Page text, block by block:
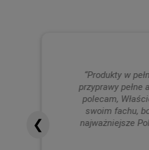
“Produkty w
przyprawy pełne
polecam,
swoim fachu,
najważniejsze
❮